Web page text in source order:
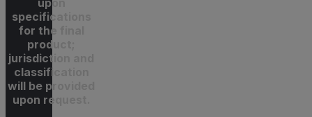
upon
specifications
for the final
product;
jurisdiction and
classification
will be provided
upon request.